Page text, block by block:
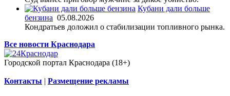
Кубани дали больше
бензина 05.08.2026
Кондратьев доложил о стабилизации топливного рынка.
Все новости Краснодара
Городской портал Краснодара (18+)
Контакты | Размещение рекламы